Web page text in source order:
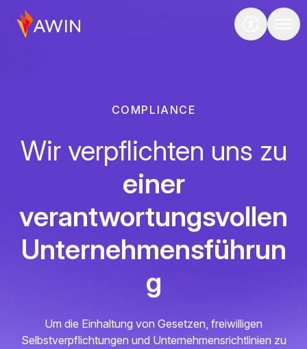
COMPLIANCE
Wir verpflichten uns zu
einer
verantwortungsvollen
Unternehmensführun
g
Um die Einhaltung von Gesetzen, freiwilligen
Selbstverpflichtungen und Unternehmensrichtlinien zu